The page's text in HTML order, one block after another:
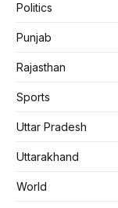
Politics
Punjab
Rajasthan
Sports
Uttar Pradesh
Uttarakhand
World